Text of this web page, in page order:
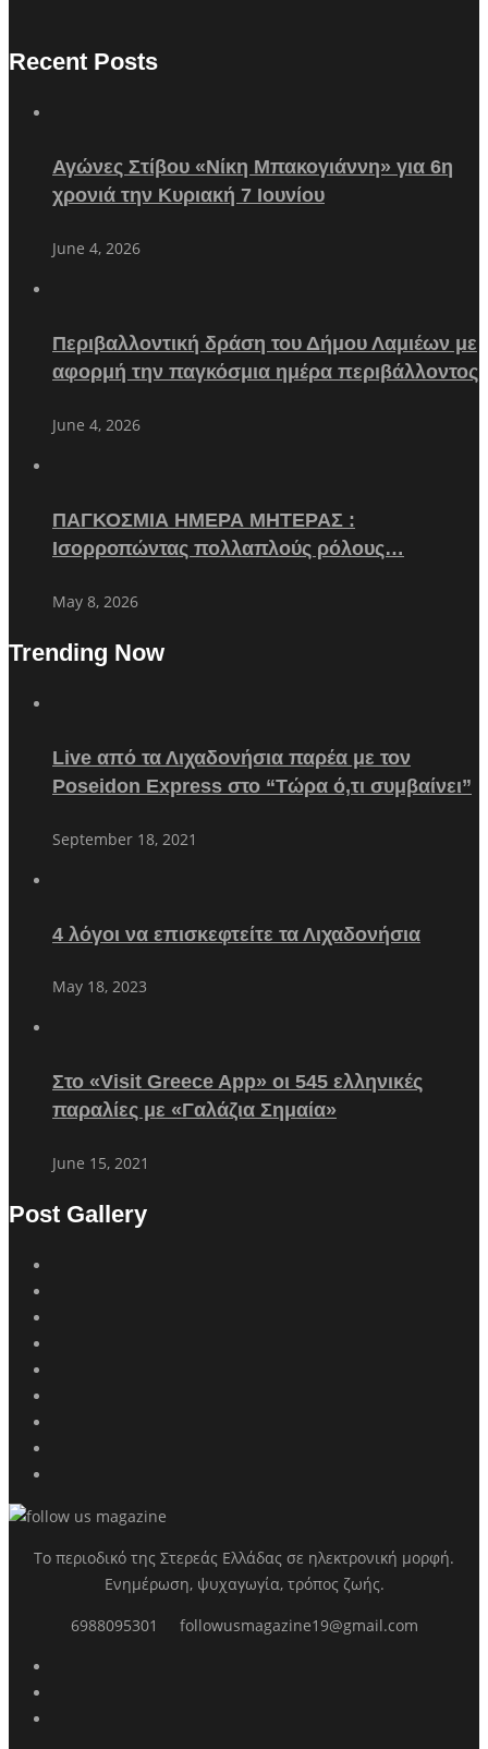
Recent Posts
Αγώνες Στίβου «Νίκη Μπακογιάννη» για 6η
χρονιά την Κυριακή 7 Ιουνίου
June 4, 2026
Περιβαλλοντική δράση του Δήμου Λαμιέων με
αφορμή την παγκόσμια ημέρα περιβάλλοντος
June 4, 2026
ΠΑΓΚΟΣΜΙΑ ΗΜΕΡΑ ΜΗΤΕΡΑΣ :
Ισορροπώντας πολλαπλούς ρόλους…
May 8, 2026
Trending Now
Live από τα Λιχαδονήσια παρέα με τον
Poseidon Express στο “Τώρα ό,τι συμβαίνει”
September 18, 2021
4 λόγοι να επισκεφτείτε τα Λιχαδονήσια
May 18, 2023
Στο «Visit Greece App» οι 545 ελληνικές
παραλίες με «Γαλάζια Σημαία»
June 15, 2021
Post Gallery
Το περιοδικό της Στερεάς Ελλάδας σε ηλεκτρονική μορφή.
Ενημέρωση, ψυχαγωγία, τρόπος ζωής.
6988095301 followusmagazine19@gmail.com